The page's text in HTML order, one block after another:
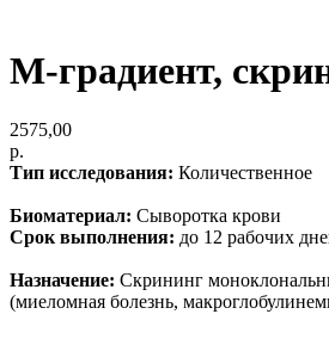
М-градиент,
2575,00
р.
Тип исследования: Количественное
Биоматериал: Сыворотка крови
Срок выполнения: до 12 рабочих
Назначение: Скрининг
(миеломная болезнь,